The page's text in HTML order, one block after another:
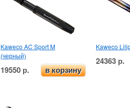
Kaweco AC Sport M
(черный)
19550 р. в корзину
Kaweco
24363 р.